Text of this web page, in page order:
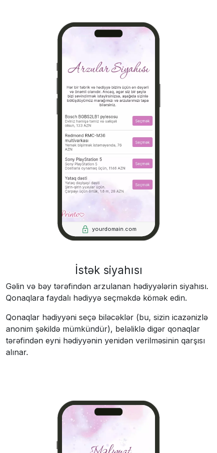
yourdomain.com
İstək siyahısı
Gəlin və bəy tərəfindən arzulanan hədiyyələrin siyahısı.
Qonaqlara faydalı hədiyyə seçməkdə kömək edin.
Qonaqlar hədiyyəni seçə biləcəklər (bu, sizin icazənizlə
anonim şəkildə mümkündür), beləliklə digər qonaqlar
tərəfindən eyni hədiyyənin yenidən verilməsinin qarşısı
alınar.